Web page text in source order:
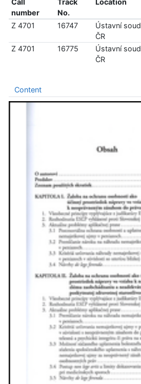
Call
number
Track
No.
Location
Z 4701 16747
Ústavní soud
ČR
Z 4701 16775
Ústavní soud
ČR
Content